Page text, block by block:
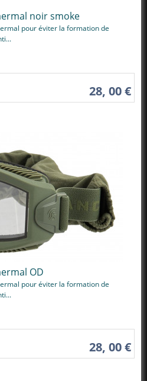
noir smoke
pour éviter la formation de
28, 00 €
OD
pour éviter la formation de
28, 00 €